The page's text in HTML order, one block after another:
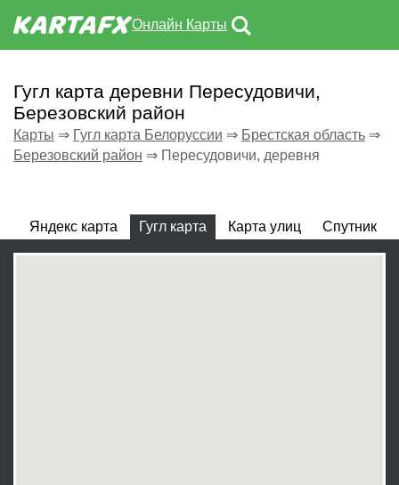
Онлайн Карты
Гугл карта деревни Пересудовичи,
Березовский район
Карты ⇒ Гугл карта Белоруссии ⇒ Брестская область ⇒
Березовский район ⇒ Пересудовичи, деревня
Яндекс карта Гугл карта Карта улиц Спутник